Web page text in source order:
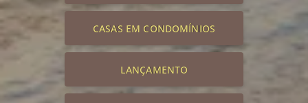
CASAS EM CONDOMÍNIOS
LANÇAMENTO